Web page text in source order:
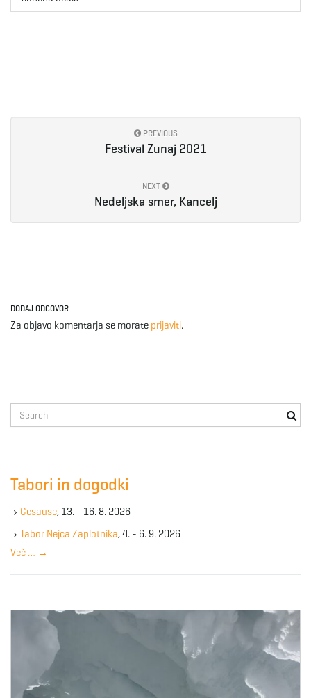
PREVIOUS
Festival Zunaj 2021
NEXT
Nedeljska smer, Kancelj
DODAJ ODGOVOR
Za objavo komentarja se morate prijaviti.
e
e
y
w
r
Tabori in dogodki
Gesause, 13. - 16. 8. 2026
Tabor Nejca Zaplotnika, 4. - 6. 9. 2026
Več … →